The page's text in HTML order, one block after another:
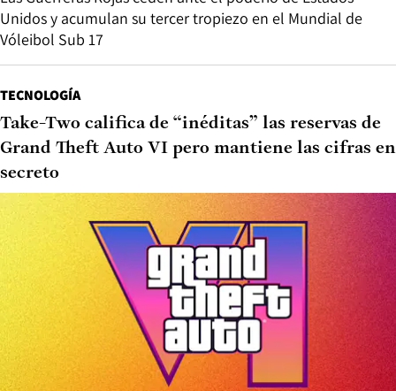
Unidos y acumulan su tercer tropiezo en el Mundial de
Vóleibol Sub 17
TECNOLOGÍA
Take-Two califica de “inéditas” las reservas de
Grand Theft Auto VI pero mantiene las cifras en
secreto